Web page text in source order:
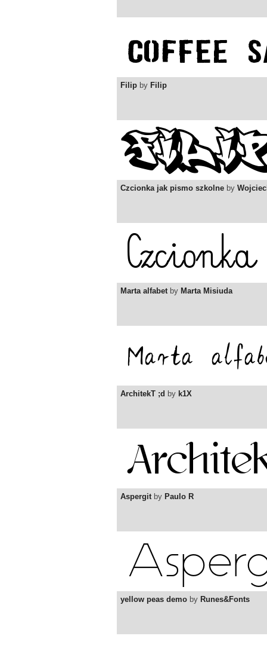
Filip by Filip
Czcionka jak pismo szkolne by
Marta alfabetby Marta Misiuda
ArchitekT ;d by k1X
Aspergitby Paulo R
yellow peas demo by Runes&Fonts